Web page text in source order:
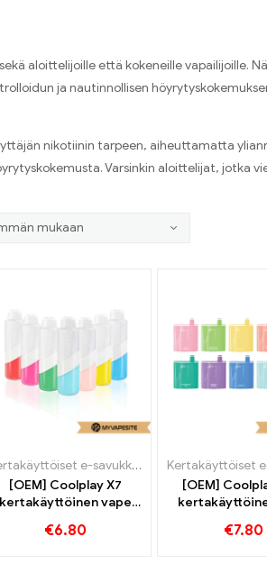
aloittelijoille että kokeneille vapailijoille.
ja nautinnollisen
nikotiinin tarpeen, aiheuttamatta
Varsinkin aloittelijat, jotka
Kertakäyttöiset e-savukkeet
[OEM] Coolplay X7
kertakäyttöinen vape
€6.80
[OEM]
€7.80